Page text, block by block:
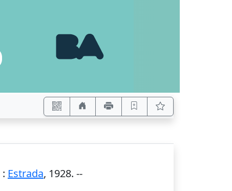
: Estrada, 1928. --